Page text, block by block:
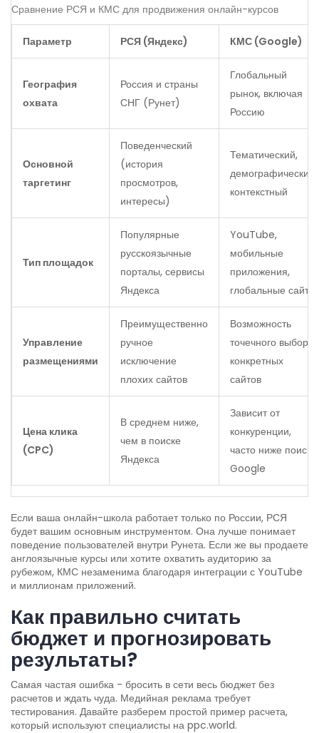
Сравнение РСЯ и КМС для продвижения онлайн-курсов
Параметр РСЯ (Яндекс) КМС (Google)
География
охвата
Россия и страны
СНГ (Рунет)
Глобальный
рынок, включая
Россию
Основной
таргетинг
Поведенческий
(история
просмотров,
интересы)
Тематический,
демографический,
контекстный
Тип площадок
Популярные
русскоязычные
порталы, сервисы
Яндекса
YouTube,
мобильные
приложения,
глобальные сайты
Управление
размещениями
Преимущественно
ручное
исключение
плохих сайтов
Возможность
точечного выбора
конкретных
сайтов
Цена клика
(CPC)
В среднем ниже,
чем в поиске
Яндекса
Зависит от
конкуренции,
часто ниже поиска
Google
Если ваша онлайн-школа работает только по России, РСЯ
будет вашим основным инструментом. Она лучше понимает
поведение пользователей внутри Рунета. Если же вы продаете
англоязычные курсы или хотите охватить аудиторию за
рубежом, КМС незаменима благодаря интеграции с YouTube
и миллионам приложений.
Как правильно считать
бюджет и прогнозировать
результаты?
Самая частая ошибка - бросить в сети весь бюджет без
расчетов и ждать чуда. Медийная реклама требует
тестирования. Давайте разберем простой пример расчета,
который используют специалисты на ppc.world.